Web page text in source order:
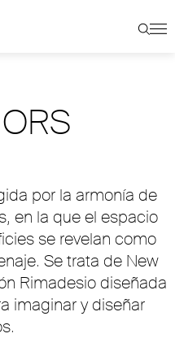
por la armonía de
en la que el espacio
se revelan como
Se trata de New
Rimadesio diseñada
imaginar y diseñar